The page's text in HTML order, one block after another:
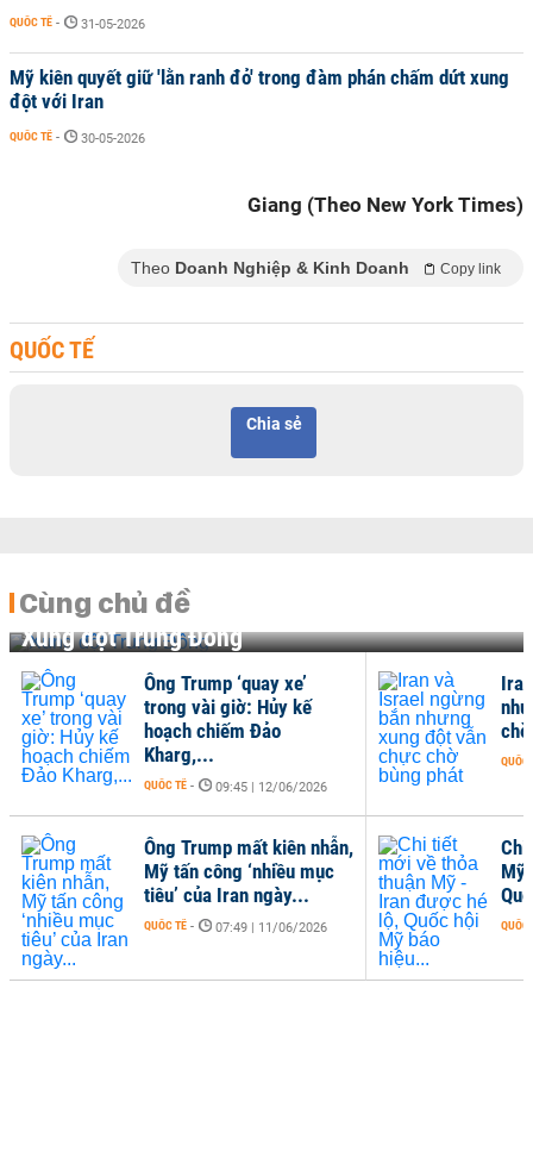
QUỐC TẾ - 31-05-2026
Mỹ kiên quyết giữ 'lằn ranh đỏ' trong đàm phán chấm dứt xung
đột với Iran
QUỐC TẾ - 30-05-2026
Giang (Theo New York Times)
Theo Doanh Nghiệp & Kinh Doanh Copy link
QUỐC TẾ
Chia sẻ
Cùng chủ đề
Xung đột Trung Đông
Chi
Mỹ
QUỐC
Ông Trump ‘quay xe’
trong vài giờ: Hủy kế
hoạch chiếm Đảo
Kharg,...
QUỐC TẾ - 09:45 | 12/06/2026
Ông Trump mất kiên nhẫn,
Mỹ tấn công ‘nhiều mục
tiêu’ của Iran ngày...
QUỐC TẾ - 07:49 | 11/06/2026
QUỐC